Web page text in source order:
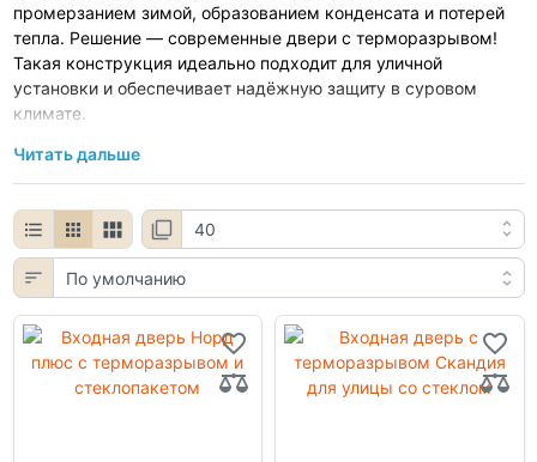
промерзанием зимой, образованием конденсата и потерей
тепла. Решение — современные двери с терморазрывом!
Такая конструкция идеально подходит для уличной
установки и обеспечивает надёжную защиту в суровом
климате.
Читать дальше